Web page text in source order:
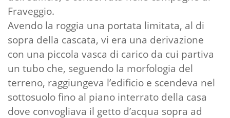
Fraveggio.
Avendo la roggia una portata limitata, al di
sopra della cascata, vi era una derivazione
con una piccola vasca di carico da cui partiva
un tubo che, seguendo la morfologia del
terreno, raggiungeva l’edificio e scendeva nel
sottosuolo fino al piano interrato della casa
dove convogliava il getto d’acqua sopra ad